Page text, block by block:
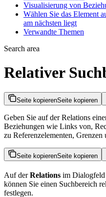
Visualisierung von
Wählen Sie das Element
am nächsten liegt
Verwandte Themen
Search area
Relativer
Seite kopierenSeite kopieren
Geben Sie auf der Relations
Beziehungen wie Links von,
zu Referenzelementen, Grenzen
Seite kopierenSeite kopieren
Auf derRelations im Dialogfeld
können Sie einen Suchbereich
festlegen.